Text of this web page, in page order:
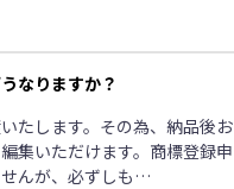
なりますか？
たします。その為、納品後お
集いただけます。商標登録申
んが、必ずしも…